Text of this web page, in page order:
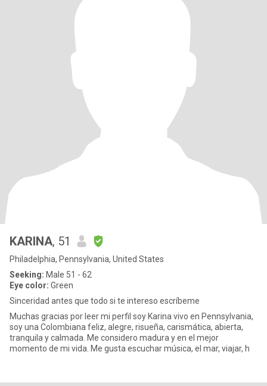
KARINA, 51
Philadelphia, Pennsylvania, United States
Seeking: Male 51 - 62
Eye color: Green
Sinceridad antes que todo si te intereso escríbeme
Muchas gracias por leer mi perfil soy Karina vivo en Pennsylvania,
soy una Colombiana feliz, alegre, risueña, carismática, abierta,
tranquila y calmada. Me considero madura y en el mejor
momento de mi vida. Me gusta escuchar música, el mar, viajar, h